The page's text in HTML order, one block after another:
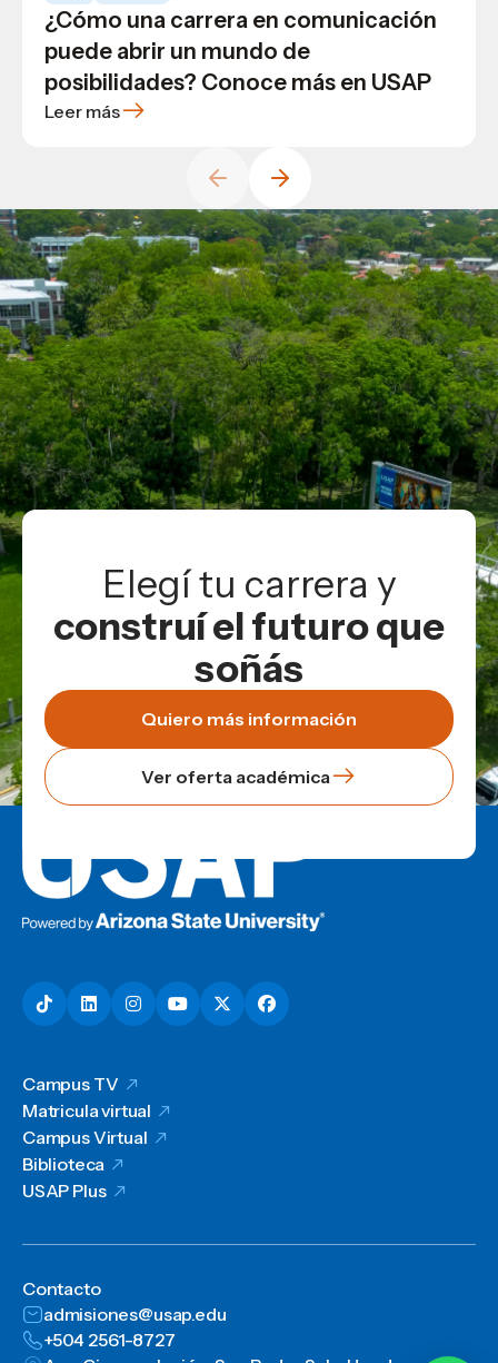
¿Cómo una carrera en comunicación
puede abrir un mundo de
posibilidades? Conoce más en USAP
Leer más
Descubre los cursos más populares de
USAP plus y desarrolla habilidades
para tu futuro
Leer más
Conoce las ventajas de estudiar bajo
las modalidades virtuales y
videoconferencia de USAP
Leer más
Elegí tu carrera y
construí el futuro que
soñás
Quiero más información
Ver oferta académica
Campus TV
Matricula virtual
Campus Virtual
Biblioteca
USAP Plus
Contacto
admisiones@usap.edu
+504 2561-8727